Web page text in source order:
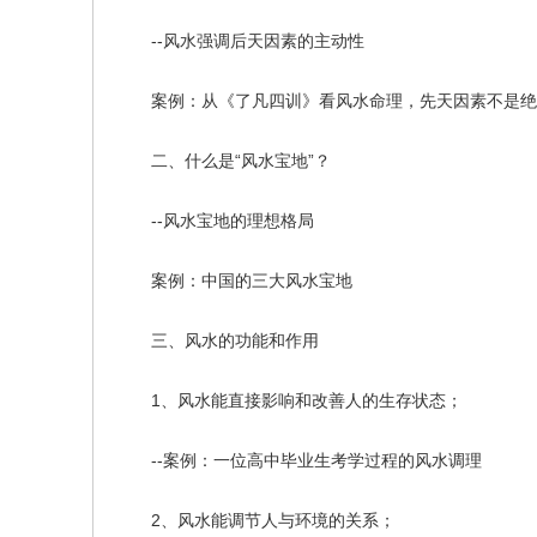
--风水强调后天因素的主动性
案例：从《了凡四训》看风水命理，先天因素不是
二、什么是“风水宝地”？
--风水宝地的理想格局
案例：中国的三大风水宝地
三、风水的功能和作用
1、风水能直接影响和改善人的生存状态；
--案例：一位高中毕业生考学过程的风水调理
2、风水能调节人与环境的关系；